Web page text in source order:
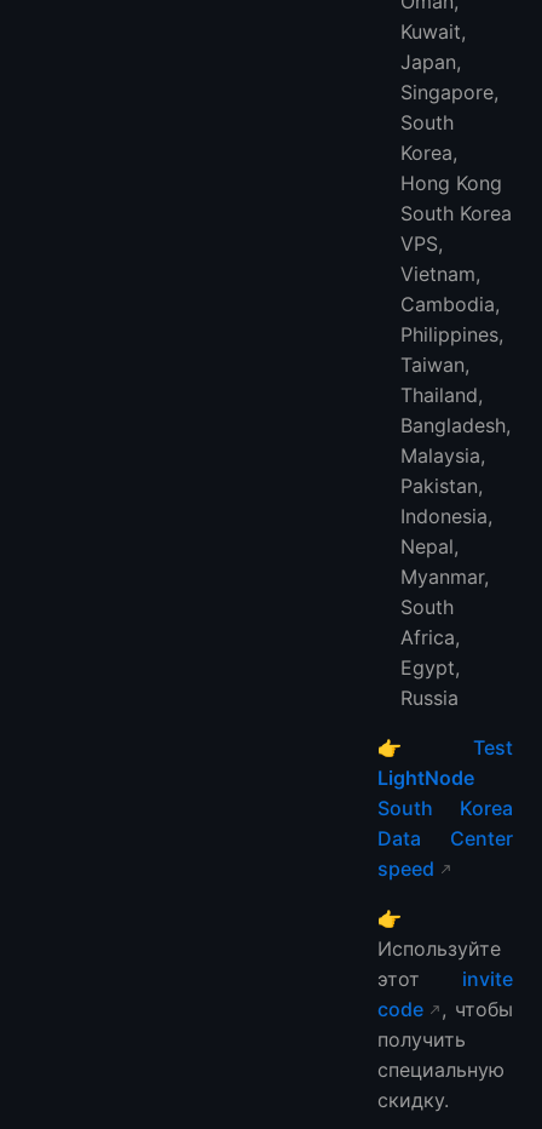
Kuwait,
Japan,
Singapore,
South
Korea,
Hong Kong
South Korea
VPS,
Vietnam,
Cambodia,
Philippines,
Taiwan,
Thailand,
Bangladesh,
Malaysia,
Pakistan,
Indonesia,
Nepal,
Myanmar,
South
Africa,
Egypt,
Russia
👉 Test
LightNode
South Korea
Data Center
speed
👉
Используйте
этот invite
code
, чтобы
получить
специальную
скидку.